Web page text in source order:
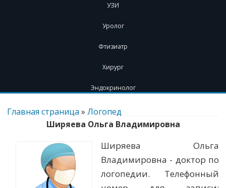
УЗИ
Уролог
Фтизиатр
Хирург
Эндокринолог
Перейти
содержимому
Главная страница » Логопед
Ширяева Ольга Владимировна
Ширяева Ольга
Владимировна - доктор по
логопедии. Телефонный